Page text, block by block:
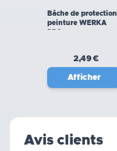
Bâche de protection
peinture WERKA
PRO
2,49 €
Afficher
Avis clients